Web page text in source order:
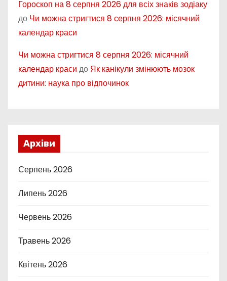
Гороскоп на 8 серпня 2026 для всіх знаків зодіаку
до Чи можна стригтися 8 серпня 2026: місячний
календар краси
Чи можна стригтися 8 серпня 2026: місячний
календар краси до Як канікули змінюють мозок
дитини: наука про відпочинок
Архіви
Серпень 2026
Липень 2026
Червень 2026
Травень 2026
Квітень 2026